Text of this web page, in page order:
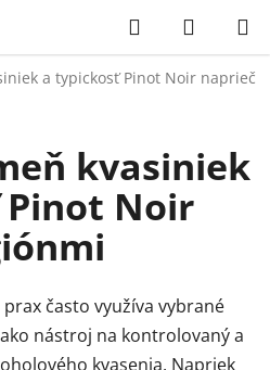
Hľadať
KOŠÍK
a typickosť Pinot Noir naprieč
kvasiniek
Noir
často využíva vybrané
nástroj na kontrolovaný a
kvasenia. Napriek